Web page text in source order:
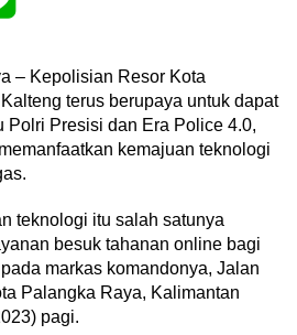
– Kepolisian Resor Kota
terus berupaya untuk dapat
Polri Presisi dan Era Police 4.0,
kemajuan teknologi
teknologi itu salah satunya
besuk tahanan online bagi
markas komandonya, Jalan
Palangka Raya, Kalimantan
pagi.